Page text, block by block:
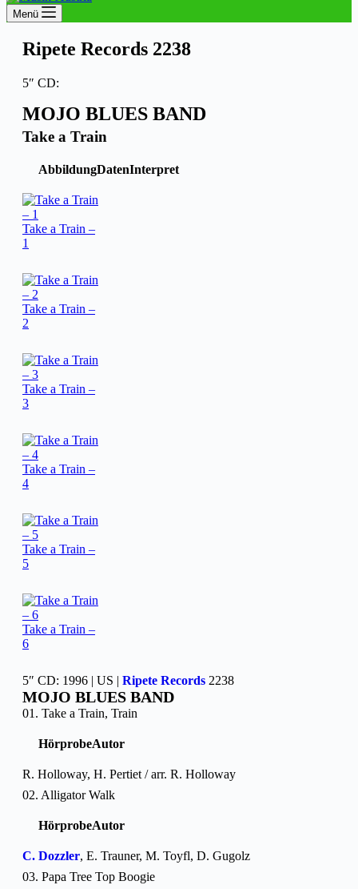
Menü
Ripete Records 2238
5″ CD:
MOJO BLUES BAND
Take a Train
AbbildungDatenInterpret
Take a Train –
1
Take a Train –
2
Take a Train –
3
Take a Train –
4
Take a Train –
5
Take a Train –
6
5″ CD: 1996 | US | Ripete Records 2238
MOJO BLUES BAND
01. Take a Train, Train
HörprobeAutor
R. Holloway, H. Pertiet / arr. R. Holloway
02. Alligator Walk
HörprobeAutor
C. Dozzler, E. Trauner, M. Toyfl, D. Gugolz
03. Papa Tree Top Boogie